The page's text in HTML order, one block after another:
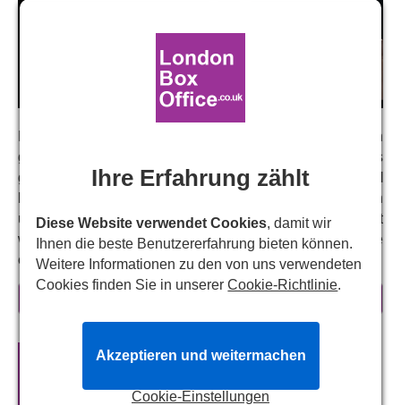
Das Royal Ballet präsentiert in einem einzigartigen
gemischten Programm zwei Eigenproduktionen des
gefeierten spanisch-britischen Choreografen-Duos
. Die fließenden, schwerelosen
und mitreißenden Choreografien von Leon und Lightfoot
wurden bereits weltweit aufgeführt; über 50 ihrer Werke
entstanden für das Nederlands Dans Theatre.
„Shoot the Moon“ , das nun sein 20-jähriges Jubiläum
feiert, erkundet die Einsamkeit in Beziehungen, untermalt
Tirol Concerto.„Salle de Danse“, ursprünglich von
Hommage an die Ballettkunst. In dieser neu inszenierten
Offizielle Theaterkarten fürSo Are
Ihre Erfahrung zählt
Diese Website verwendet Cookies, damit wir
Ihnen die beste Benutzererfahrung bieten können.
Weitere Informationen zu den von uns verwendeten
Cookies finden Sie in unsererCookie-Richtlinie.
Cookie-Einstellungen
Akzeptieren und weitermachen